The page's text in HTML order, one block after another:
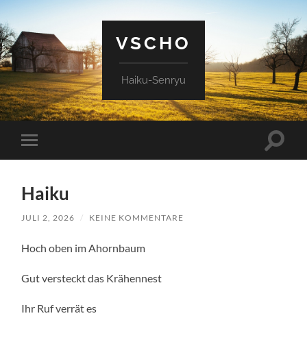
VSCHO
Haiku-Senryu
Mobile-
Menü
Haiku
JULI 2, 2026 / KEINE KOMMENTARE
Hoch oben im Ahornbaum
Gut versteckt das Krähennest
Ihr Ruf verrät es